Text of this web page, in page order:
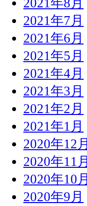
2021年7月
2021年6月
2021年5月
2021年4月
2021年3月
2021年2月
2021年1月
2020年12月
2020年11月
2020年10月
2020年9月